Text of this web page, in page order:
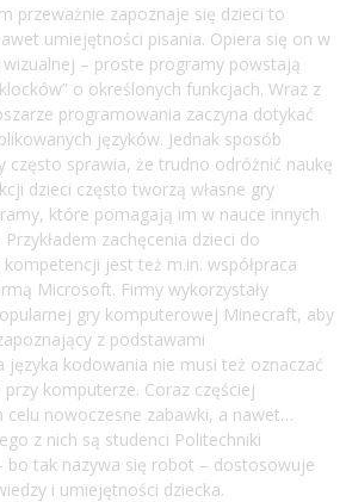
przeważnie zapoznaje się dzieci to
umiejętności pisania. Opiera się on w
– proste programy powstają
o określonych funkcjach. Wraz z
programowania zaczyna dotykać
języków. Jednak sposób
często sprawia, że trudno odróżnić naukę
dzieci często tworzą własne gry
które pomagają im w nauce innych
zachęcenia dzieci do
jest też m.in. współpraca
Microsoft. Firmy wykorzystały
gry komputerowej Minecraft, aby
z podstawami
języka kodowania nie musi też oznaczać
komputerze. Coraz częściej
nowoczesne zabawki, a nawet…
z nich są studenci Politechniki
bo tak nazywa się robot – dostosowuje
i umiejętności dziecka.